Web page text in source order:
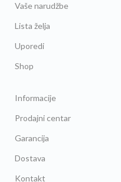
Vaše narudžbe
Lista želja
Uporedi
Shop
Informacije
Prodajni centar
Garancija
Dostava
Kontakt